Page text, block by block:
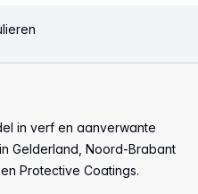
in verf en aanverwante
Gelderland, Noord-Brabant
Protective Coatings.